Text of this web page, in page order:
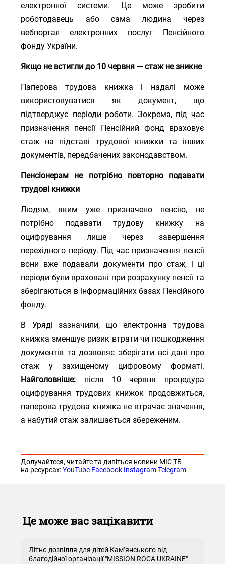
електронної системи. Це може зробити
роботодавець або сама людина через
вебпортал електронних послуг Пенсійного
фонду України.
Якщо не встигли до 10 червня — стаж не зникне
Паперова трудова книжка і надалі може
використовуватися як документ, що
підтверджує періоди роботи. Зокрема, під час
призначення пенсії Пенсійний фонд враховує
стаж на підставі трудової книжки та інших
документів, передбачених законодавством.
Пенсіонерам не потрібно повторно подавати
трудові книжки
Людям, яким уже призначено пенсію, не
потрібно подавати трудову книжку на
оцифрування лише через завершення
перехідного періоду. Під час призначення пенсії
вони вже подавали документи про стаж, і ці
періоди були враховані при розрахунку пенсії та
зберігаються в інформаційних базах Пенсійного
фонду.
В Уряді зазначили, що електронна трудова
книжка зменшує ризик втрати чи пошкодження
документів та дозволяє зберігати всі дані про
стаж у захищеному цифровому форматі.
Найголовніше: після 10 червня процедура
оцифрування трудових книжок продовжиться,
паперова трудова книжка не втрачає значення,
а набутий стаж залишається збереженим.
Долучайтеся, читайте та дивіться новини МІС ТБ
на ресурсах:YouTube Facebook Instagram Telegram
Це може вас зацікавити
Літнє дозвілля для дітей Кам’янського від
благодійної організації "MISSION ROCA UKRAINE"